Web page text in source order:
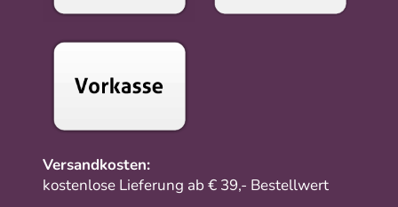
Versandkosten:
kostenlose Lieferung ab € 39,- Bestellwert